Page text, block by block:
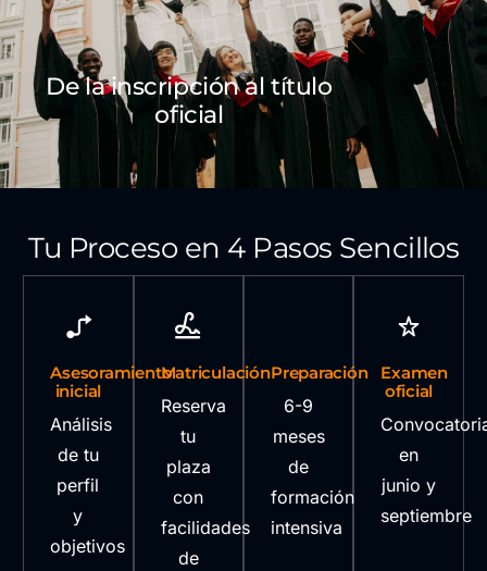
De la inscripción al título
oficial
Tu Proceso en 4 Pasos Sencillos
Asesoramiento
inicial
Análisis
de tu
perfil
y
objetivos
Matriculación
Reserva
tu
plaza
con
facilidades
de
Preparación
6-9
meses
de
formación
intensiva
Examen
oficial
en
junio y
septiembre